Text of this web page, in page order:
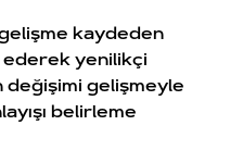
kaydeden
yenilikçi
değişimi gelişmeyle
belirleme